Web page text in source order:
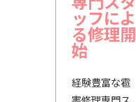
ッフによ
る修理開
始
経験豊富な雹